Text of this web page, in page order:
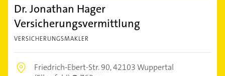
Dr. Jonathan Hager
Versicherungsvermittlung
VERSICHERUNGSMAKLER
Friedrich-Ebert-Str. 90,42103 Wuppertal